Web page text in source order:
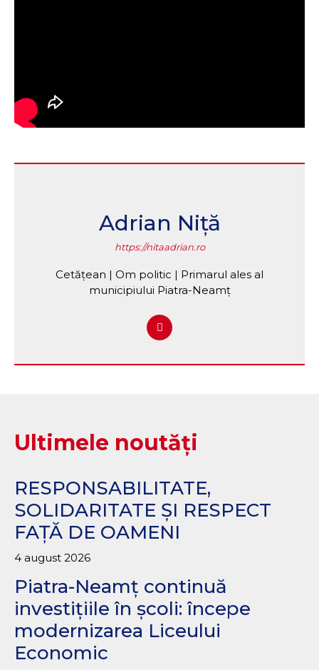
Adrian Niță
https://nitaadrian.ro
Cetățean | Om politic | Primarul ales al
municipiului Piatra-Neamț
Ultimele noutăți
RESPONSABILITATE,
SOLIDARITATE ȘI RESPECT
FAȚĂ DE OAMENI
4 august 2026
Piatra-Neamț continuă
investițiile în școli: începe
modernizarea Liceului
Economic